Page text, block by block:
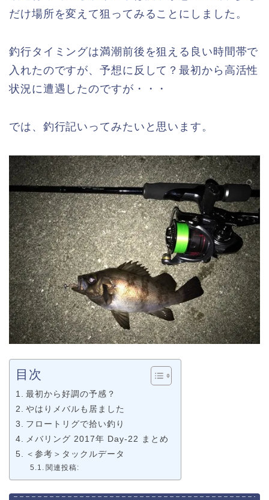
だけ場所を変えて狙ってみることにしました。
釣行タイミングは満潮前後を狙える良い時間帯で
入れたのですが、予想に反して？最初から高活性
状況に遭遇したのですが・・・
では、釣行記いってみたいと思います。
目次
最初から好調の予感？
やはりメバルも居ました
フロートリグで拾い釣り
メバリング 2017年 Day-22 まとめ
＜参考＞タックルデータ
関連投稿: